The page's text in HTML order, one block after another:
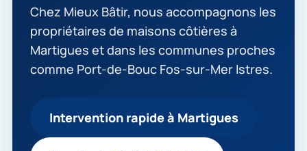
Chez Mieux Bâtir, nous accompagnons les
propriétaires de maisons côtières à
Martigues et dans les communes proches
comme Port-de-Bouc Fos-sur-Mer Istres.
Intervention rapide à Martigues